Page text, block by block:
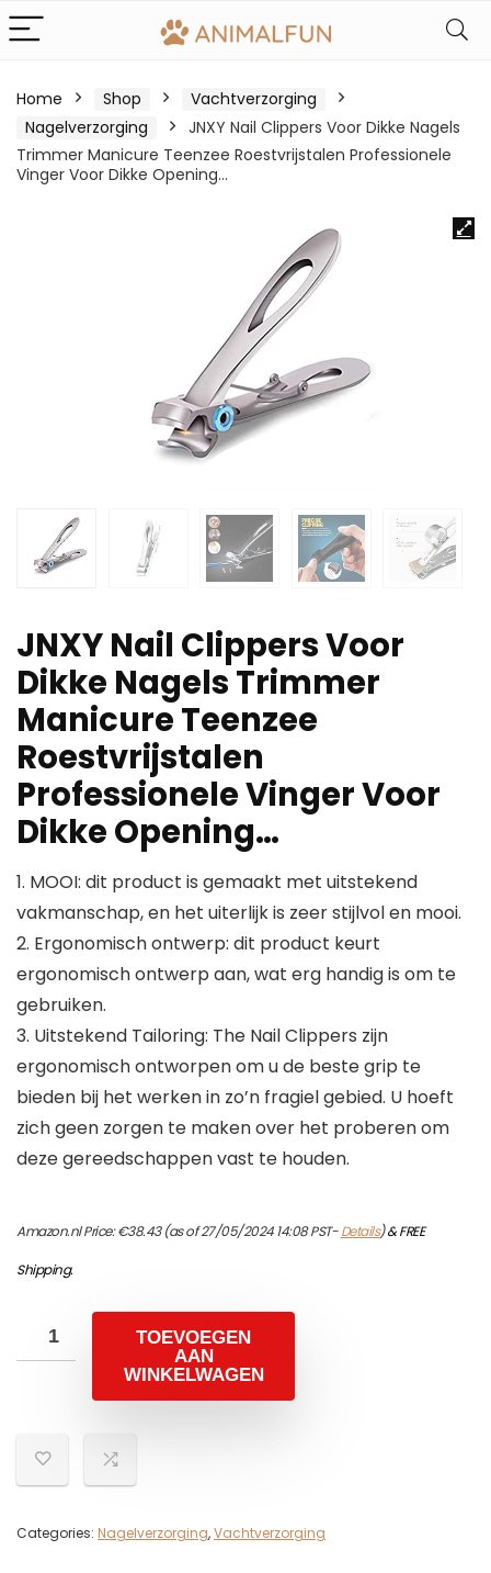
Home Shop
Vachtverzorging
Nagelverzorging
JNXY Nail Clippers Voor Dikke Nagels
Trimmer Manicure Teenzee Roestvrijstalen Professionele
Vinger Voor Dikke Opening…
JNXY Nail Clippers Voor
Dikke Nagels Trimmer
Manicure Teenzee
Roestvrijstalen
Professionele Vinger Voor
Dikke Opening…
1. MOOI: dit product is gemaakt met uitstekend
vakmanschap, en het uiterlijk is zeer stijlvol en mooi.
2. Ergonomisch ontwerp: dit product keurt
ergonomisch ontwerp aan, wat erg handig is om te
gebruiken.
3. Uitstekend Tailoring: The Nail Clippers zijn
ergonomisch ontworpen om u de beste grip te
bieden bij het werken in zo’n fragiel gebied. U hoeft
zich geen zorgen te maken over het proberen om
deze gereedschappen vast te houden.
Amazon.nl Price:€38.43(as of 27/05/2024 14:08 PST-Details)&FREE
Shipping.
TOEVOEGEN
AAN
WINKELWAGEN
Categories: Nagelverzorging,Vachtverzorging